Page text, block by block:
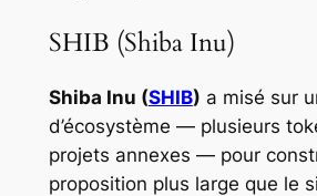
SHIB (Shiba Inu)
Shiba Inu (SHIB) a misé sur
d’écosystème — plusieurs
projets annexes — pour
proposition plus large que le